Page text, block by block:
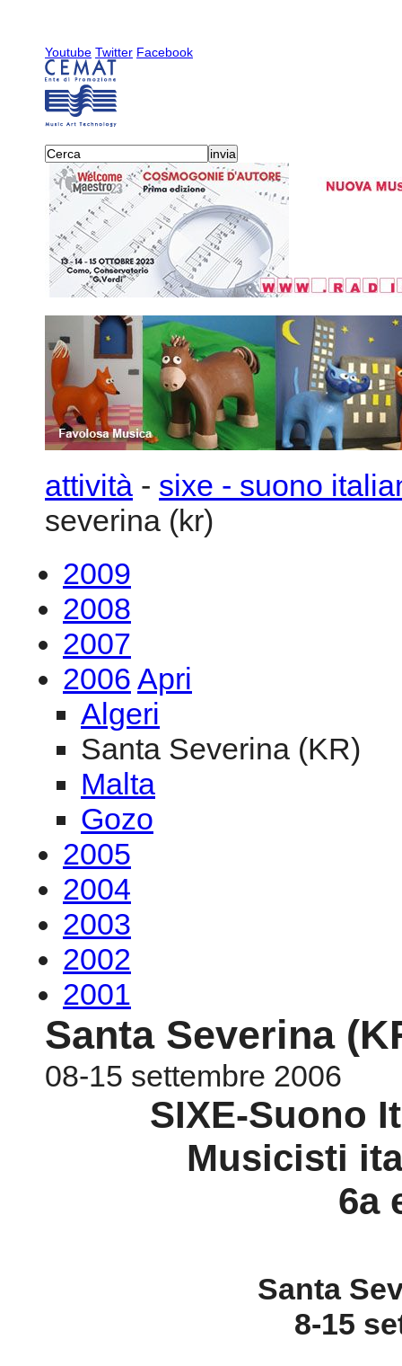
Youtube Twitter Facebook
attività-sixe - suono
severina (kr)
2009
2008
2007
2006Apri
Algeri
Santa Severina (KR)
Malta
Gozo
2005
2004
2003
2002
2001
Santa Severina
08-15 settembre 2006
6a
Santa
8-15
Comune
con il